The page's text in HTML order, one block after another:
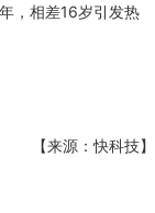
，相差16岁引发热
【来源：快科技】